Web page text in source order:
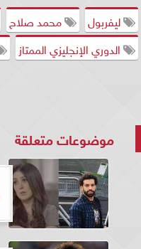
ليفربول
محمد صلاح
الدوري الإنجليزي الممتاز
موضوعات متعلقة